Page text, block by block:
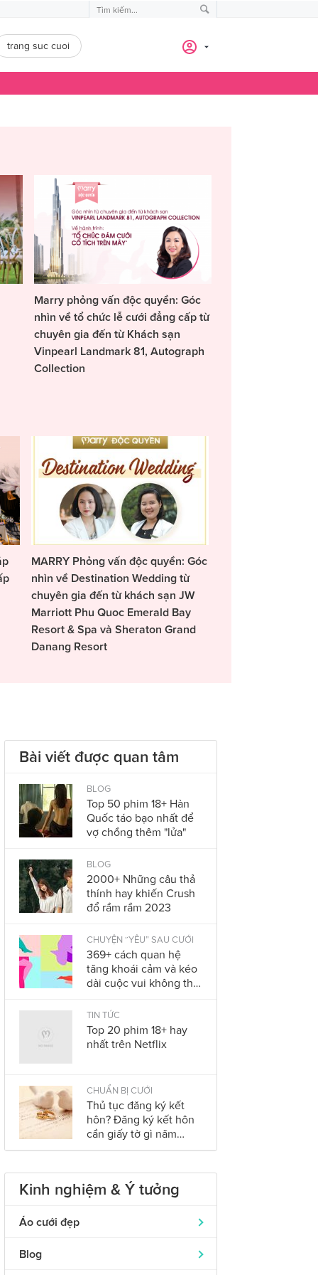
trang suc cuoi
Marry phỏng vấn độc quyền: Góc
nhìn về tổ chức lễ cưới đẳng cấp từ
chuyên gia đến từ Khách sạn
Vinpearl Landmark 81, Autograph
Collection
MARRY Phỏng vấn độc quyền: Góc
nhìn về Destination Wedding từ
chuyên gia đến từ khách sạn JW
Marriott Phu Quoc Emerald Bay
Resort & Spa và Sheraton Grand
Danang Resort
Bài viết được quan tâm
BLOG
Top 50 phim 18+ Hàn
Quốc táo bạo nhất để
vợ chồng thêm "lửa"
BLOG
2000+ Những câu thả
thính hay khiến Crush
đổ rầm rầm 2023
CHUYỆN “YÊU” SAU CƯỚI
369+ cách quan hệ
tăng khoái cảm và kéo
dài cuộc vui không thể
2023
TIN TỨC
Top 20 phim 18+ hay
nhất trên Netflix
CHUẨN BỊ CƯỚI
Thủ tục đăng ký kết
hôn? Đăng ký kết hôn
cần giấy tờ gì năm
2023?
Kinh nghiệm & Ý tưởng
Áo cưới đẹp
Áo dài cưới
319
Blog